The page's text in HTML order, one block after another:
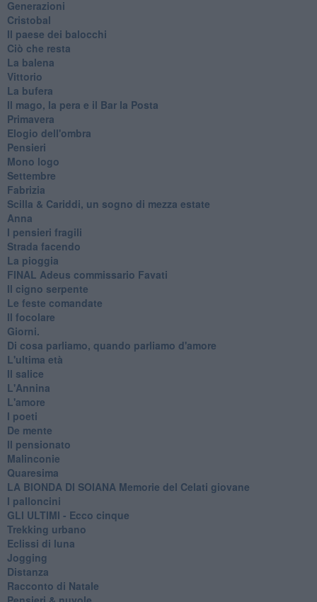
Generazioni
Cristobal
Il paese dei balocchi
Ciò che resta
La balena
Vittorio
La bufera
Il mago, la pera e il Bar la Posta
Primavera
Elogio dell'ombra
Pensieri
Mono logo
Settembre
Fabrizia
​Scilla & Cariddi, un sogno di mezza estate
Anna
I pensieri fragili
Strada facendo
La pioggia
FINAL Adeus commissario Favati
Il cigno serpente
Le feste comandate
Il focolare
Giorni.
Di cosa parliamo, quando parliamo d'amore
L'ultima età
Il salice
L'Annina
L'amore
I poeti
De mente
Il pensionato
Malinconie
Quaresima
LA BIONDA DI SOIANA Memorie del Celati giovane
I palloncini
GLI ULTIMI - Ecco cinque
Trekking urbano
Eclissi di luna
Jogging
Distanza
Racconto di Natale